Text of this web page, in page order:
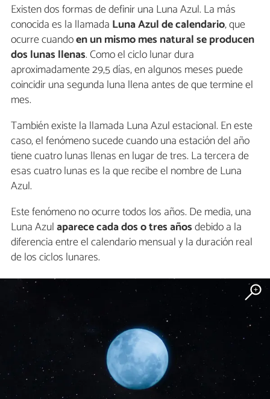
Existen dos formas de definir una Luna Azul. La más
conocida es la llamada Luna Azul de calendario, que
ocurre cuandoen un mismo mes natural se producen
dos lunas llenas. Como el ciclo lunar dura
aproximadamente 29,5 días, en algunos meses puede
coincidir una segunda luna llena antes de que termine el
mes.
También existe la llamada Luna Azul estacional. En este
caso, el fenómeno sucede cuando una estación del año
tiene cuatro lunas llenas en lugar de tres. La tercera de
esas cuatro lunas es la que recibe el nombre de Luna
Azul.
Este fenómeno no ocurre todos los años. De media, una
Luna Azulaparece cada dos o tres añosdebido a la
diferencia entre el calendario mensual y la duración real
de los ciclos lunares.